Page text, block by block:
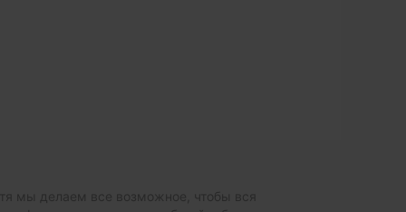
мы делаем все возможное, чтобы вся